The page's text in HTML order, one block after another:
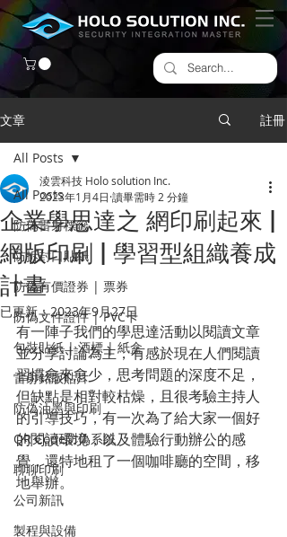
文章 註冊
All Posts
防偽雷射標籤
​防拆封口貼紙
防偽有價證券 | 票券
防偽文件證件 | PVC卡
包裝貼紙 | 酒標 | 紙盒
雷射銘版貼片
防偽油墨與印刷
QR Code防偽系統
聊聊印刷
公司新訊
製程與設備
All Posts
企業學思達之 網印刷起來 |
網版印刷 | 學習型組織養成
計畫
淩雲科技 Holo solution Inc.
2023年1月4日 讀畢需時 2 分鐘
已更新：2023年9月27日
有一陣子我們的學思達活動以閱讀文章
並分享討論為主，有感於現在人們閱讀
習慣愈來愈少，思考問題的深度不足，
但缺點是相對較枯燥，且很考驗主持人
的引導技巧，有一次為了給大家一個好
的閱讀環境，以及體驗行動辦公的感
覺，還特地租了一個咖啡廳的空間，移
地舉辦。